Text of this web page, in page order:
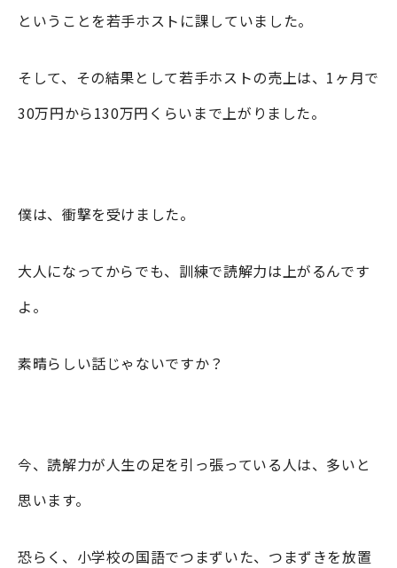
ということを若手ホストに課していました。
そして、その結果として若手ホストの売上は、1ヶ月で
30万円から130万円くらいまで上がりました。
僕は、衝撃を受けました。
大人になってからでも、訓練で読解力は上がるんです
よ。
素晴らしい話じゃないですか？
今、読解力が人生の足を引っ張っている人は、多いと
思います。
恐らく、小学校の国語でつまずいた、つまずきを放置